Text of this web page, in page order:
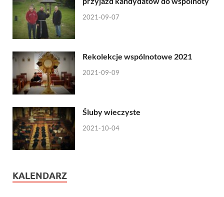
2021-09-07
Rekolekcje wspólnotowe 2021
2021-09-09
Śluby wieczyste
2021-10-04
KALENDARZ